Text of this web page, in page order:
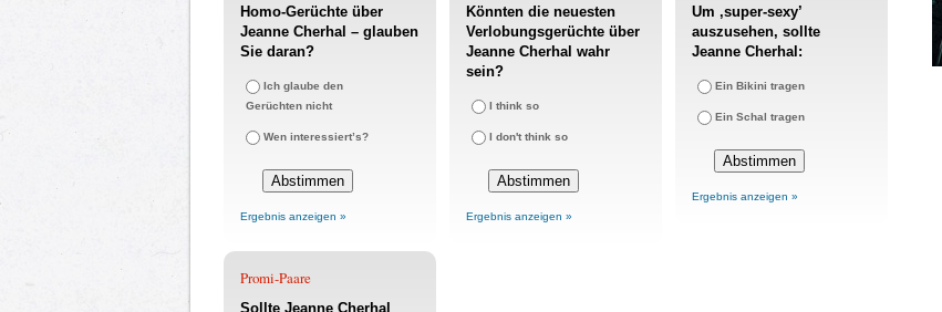
Homo-Gerüchte über
Jeanne Cherhal – glauben
Sie daran?
Ich glaube den
Gerüchten nicht
Wen interessiert’s?
Ergebnis anzeigen »
Könnten die neuesten
Verlobungsgerüchte über
Jeanne Cherhal wahr
sein?
I think so
I don't think so
Ergebnis anzeigen »
Um ‚super-sexy’
auszusehen, sollte
Jeanne Cherhal:
Ein Bikini tragen
Ein Schal tragen
Ergebnis anzeigen »
Promi-Paare
Sollte Jeanne Cherhal